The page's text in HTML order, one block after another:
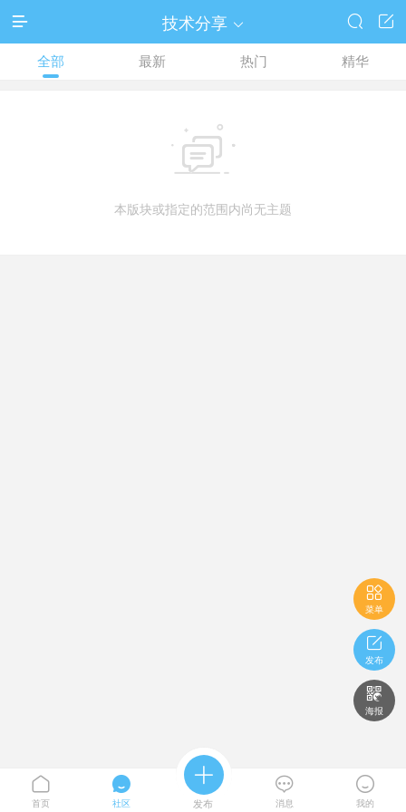
 技术分享  

全部 最新 热门 精华

本版块或指定的范围内尚无主题

菜单

发布

海报

首页

社区

发布

消息

我的